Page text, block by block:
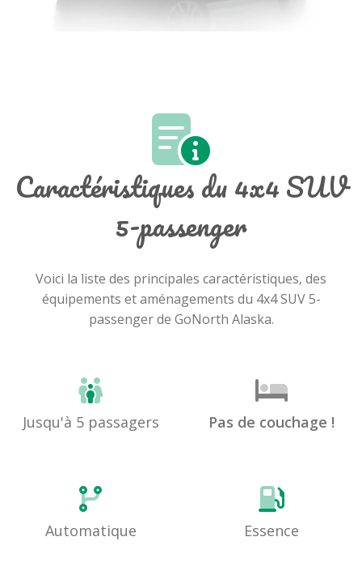
Caractéristiques du 4x4 SUV
5-passenger
Voici la liste des principales caractéristiques, des
équipements et aménagements du 4x4 SUV 5-
passenger de GoNorth Alaska.
Jusqu'à 5 passagers Pas de couchage !
Automatique Essence